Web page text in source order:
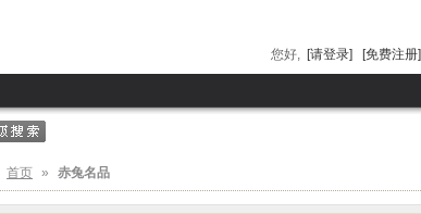
您好, [请登录] [免费注册]
首页 » 赤兔名品